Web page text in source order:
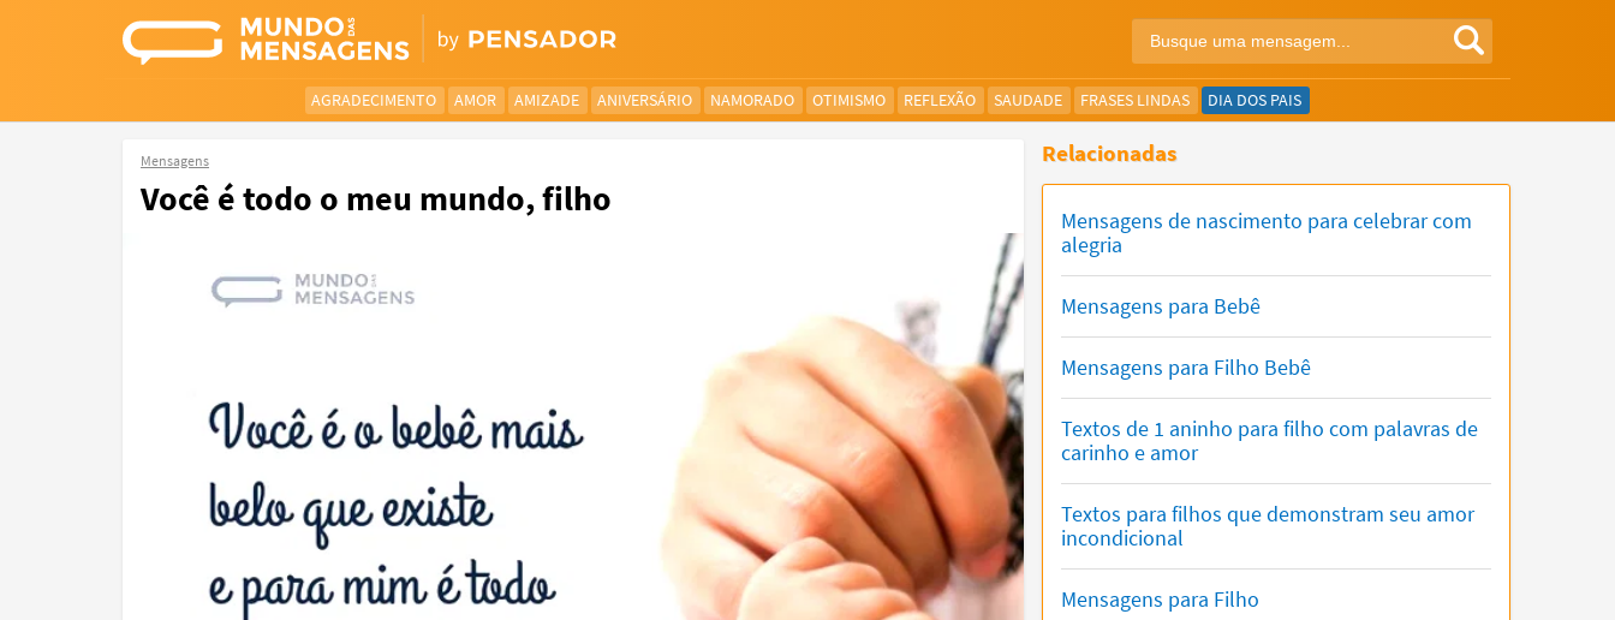
AGRADECIMENTO AMOR AMIZADE ANIVERSÁRIO NAMORADO OTIMISMO REFLEXÃO SAUDADE FRASES LINDAS DIA DOS PAIS
Mensagens
Você é todo o meu mundo, filho
Relacionadas
Mensagens de nascimento para celebrar com
alegria
Mensagens para Bebê
Mensagens para Filho Bebê
Textos de 1 aninho para filho com palavras de
carinho e amor
Textos para filhos que demonstram seu amor
incondicional
Mensagens para Filho